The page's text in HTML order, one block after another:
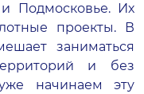
Подмосковье. Их
проекты. В
заниматься
и без
начинаем эту